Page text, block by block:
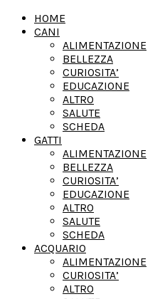
HOME
CANI
ALIMENTAZIONE
BELLEZZA
CURIOSITA’
EDUCAZIONE
ALTRO
SALUTE
SCHEDA
GATTI
ALIMENTAZIONE
BELLEZZA
CURIOSITA’
EDUCAZIONE
ALTRO
SALUTE
SCHEDA
ACQUARIO
ALIMENTAZIONE
CURIOSITA’
ALTRO